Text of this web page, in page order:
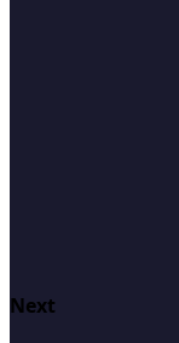
Next